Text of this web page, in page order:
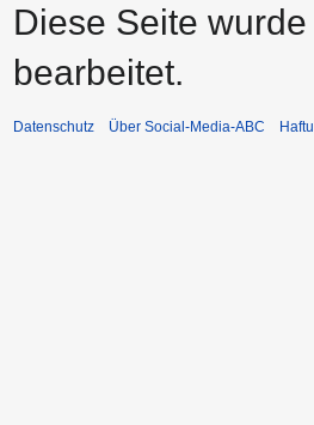
Diese Seite
bearbeitet.
Datenschutz Über Social-Media-ABC